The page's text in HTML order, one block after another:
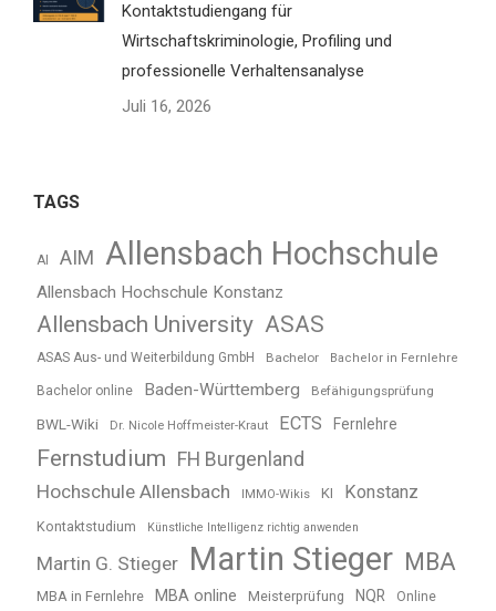
Kontaktstudiengang für
Wirtschaftskriminologie, Profiling und
professionelle Verhaltensanalyse
Juli 16, 2026
TAGS
AI AIM Allensbach Hochschule
Allensbach Hochschule Konstanz
Allensbach University ASAS
ASAS Aus- und Weiterbildung GmbH Bachelor Bachelor in Fernlehre
Bachelor online Baden-Württemberg Befähigungsprüfung
BWL-Wiki Dr. Nicole Hoffmeister-Kraut ECTS Fernlehre
Fernstudium FH Burgenland
Hochschule Allensbach
IMMO-Wikis KI Konstanz
Kontaktstudium Künstliche Intelligenz richtig anwenden
Martin G. Stieger Martin Stieger MBA
MBA in Fernlehre MBA online Meisterprüfung NQR Online